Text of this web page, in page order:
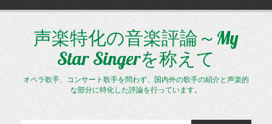
ス
声楽特化の音楽評論～My
Star Singerを称えて
オペラ歌手、コンサート歌手を問わず、国内外の歌手の紹介と声楽的
な部分に特化した評論を行っています。